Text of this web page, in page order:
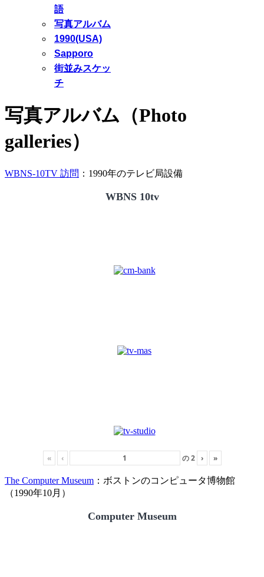
語
写真アルバム
1990(USA)
Sapporo
街並みスケッ
チ
写真アルバム（Photo
galleries）
WBNS-10TV 訪問 ：1990年のテレビ局設備
WBNS 10tv
« ‹ の2 › »
The Computer Museum ：ボストンのコンピュータ博物館
（1990年10月）
Computer Museum